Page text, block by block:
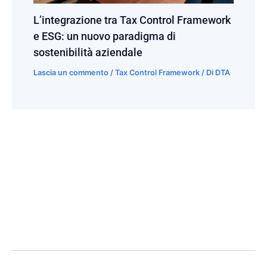
L’integrazione tra Tax Control Framework
e ESG: un nuovo paradigma di
sostenibilità aziendale
Lascia un commento /Tax Control Framework / Di DTA